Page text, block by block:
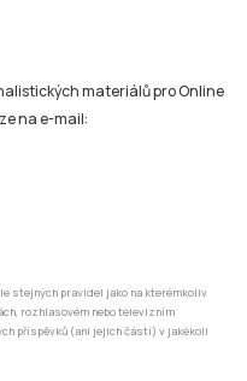
materiálů pro Online
na e-mail:
stejných pravidel jako na kterémkoliv
rozhlasovém nebo televizním
příspěvků (ani jejich částí) v jakékoli